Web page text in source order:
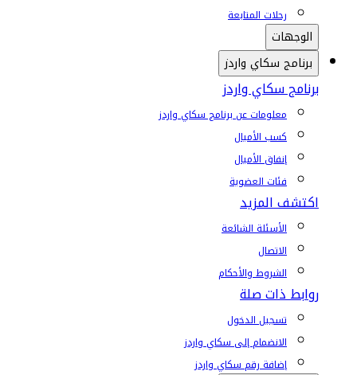
رحلات المتابعة
الوجهات
برنامج سكاي واردز
برنامج سكاي واردز
معلومات عن برنامج سكاي واردز
كسب الأميال
إنفاق الأميال
فئات العضوية
اكتشف المزيد
الأسئلة الشائعة
الاتصال
الشروط والأحكام
روابط ذات صلة
تسجيل الدخول
الانضمام إلى سكاي واردز
إضافة رقم سكاي واردز